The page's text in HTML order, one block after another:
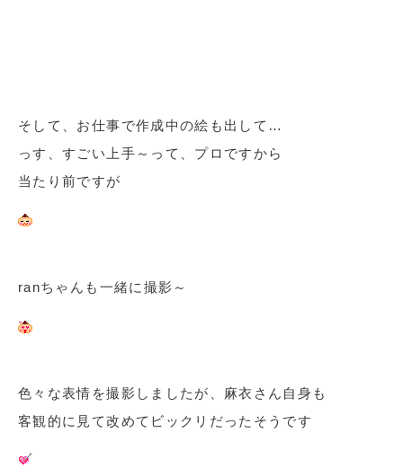
そして、お仕事で作成中の絵も出して…
っす、すごい上手～って、プロですから
当たり前ですが
ranちゃんも一緒に撮影～
色々な表情を撮影しましたが、麻衣さん自身も
客観的に見て改めてビックリだったそうです